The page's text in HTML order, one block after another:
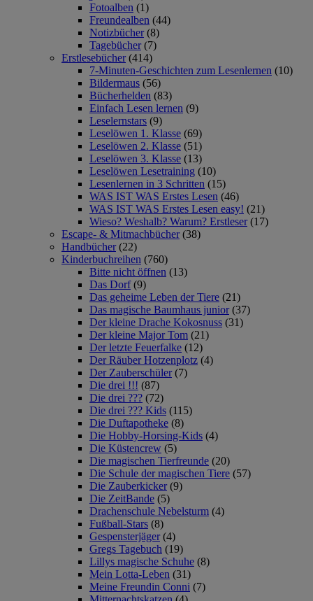
Fotoalben (1)
Freundealben (44)
Notizbücher (8)
Tagebücher (7)
Erstlesebücher (414)
7-Minuten-Geschichten zum Lesenlernen (10)
Bildermaus (56)
Bücherhelden (83)
Einfach Lesen lernen (9)
Leselernstars (9)
Leselöwen 1. Klasse (69)
Leselöwen 2. Klasse (51)
Leselöwen 3. Klasse (13)
Leselöwen Lesetraining (10)
Lesenlernen in 3 Schritten (15)
WAS IST WAS Erstes Lesen (46)
WAS IST WAS Erstes Lesen easy! (21)
Wieso? Weshalb? Warum? Erstleser (17)
Escape- & Mitmachbücher (38)
Handbücher (22)
Kinderbuchreihen (760)
Bitte nicht öffnen (13)
Das Dorf (9)
Das geheime Leben der Tiere (21)
Das magische Baumhaus junior (37)
Der kleine Drache Kokosnuss (31)
Der kleine Major Tom (21)
Der letzte Feuerfalke (12)
Der Räuber Hotzenplotz (4)
Der Zauberschüler (7)
Die drei !!! (87)
Die drei ??? (72)
Die drei ??? Kids (115)
Die Duftapotheke (8)
Die Hobby-Horsing-Kids (4)
Die Küstencrew (5)
Die magischen Tierfreunde (20)
Die Schule der magischen Tiere (57)
Die Zauberkicker (9)
Die ZeitBande (5)
Drachenschule Nebelsturm (4)
Fußball-Stars (8)
Gespensterjäger (4)
Gregs Tagebuch (19)
Lillys magische Schuhe (8)
Mein Lotta-Leben (31)
Meine Freundin Conni (7)